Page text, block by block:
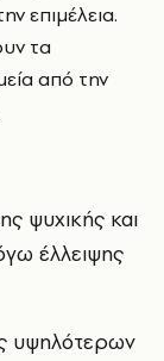
επιμέλεια.
τα
από την
ψυχικής και
έλλειψης
υψηλότερων